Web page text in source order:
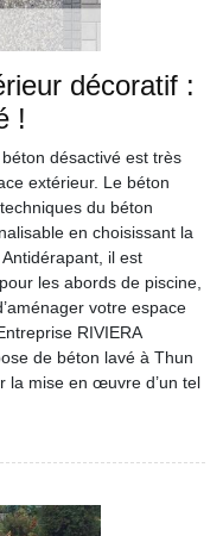
décoratif :
!
désactivé est très
extérieur. Le béton
du béton
en choisissant la
il est
les abords de piscine,
votre espace
RIVIERA
de béton lavé à Thun
la mise en œuvre d’un tel